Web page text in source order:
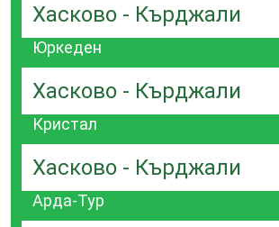
Хасково - Кърджали
Юркеден
Хасково - Кърджали
Кристал
Хасково - Кърджали
Арда-Тур